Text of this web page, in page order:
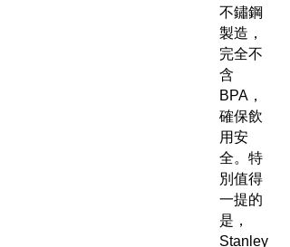
不鏽鋼
製造，
完全不
含
BPA，
確保飲
用安
全。特
別值得
一提的
是，
Stanley